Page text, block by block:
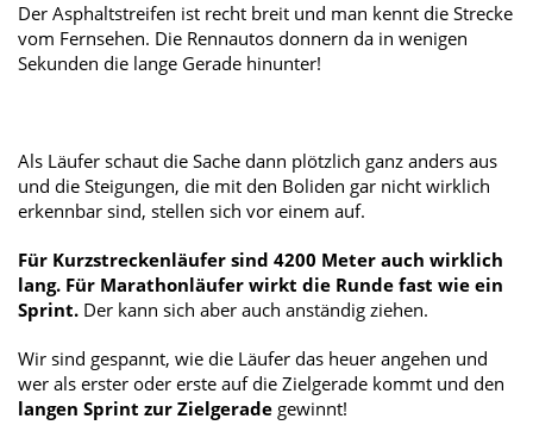
Der Asphaltstreifen ist recht breit und man kennt die Strecke
vom Fernsehen. Die Rennautos donnern da in wenigen
Sekunden die lange Gerade hinunter!
Als Läufer schaut die Sache dann plötzlich ganz anders aus
und die Steigungen, die mit den Boliden gar nicht wirklich
erkennbar sind, stellen sich vor einem auf.
Für Kurzstreckenläufer sind 4200 Meter auch wirklich
lang. Für Marathonläufer wirkt die Runde fast wie ein
Sprint. Der kann sich aber auch anständig ziehen.
Wir sind gespannt, wie die Läufer das heuer angehen und
wer als erster oder erste auf die Zielgerade kommt und den
langen Sprint zur Zielgerade gewinnt!